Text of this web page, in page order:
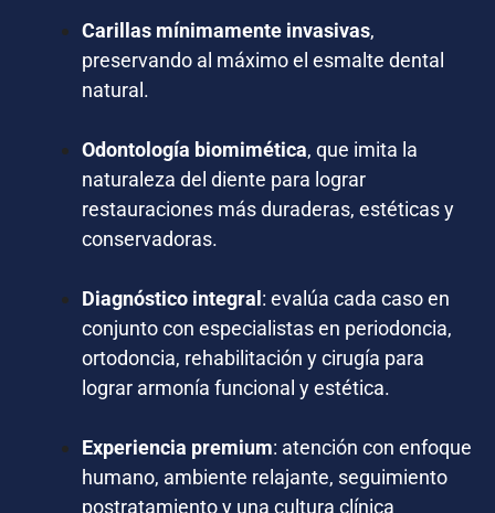
Carillas mínimamente invasivas,
preservando al máximo el esmalte dental
natural.
Odontología biomimética, que imita la
naturaleza del diente para lograr
restauraciones más duraderas, estéticas y
conservadoras.
Diagnóstico integral: evalúa cada caso en
conjunto con especialistas en periodoncia,
ortodoncia, rehabilitación y cirugía para
lograr armonía funcional y estética.
Experiencia premium: atención con enfoque
humano, ambiente relajante, seguimiento
postratamiento y una cultura clínica